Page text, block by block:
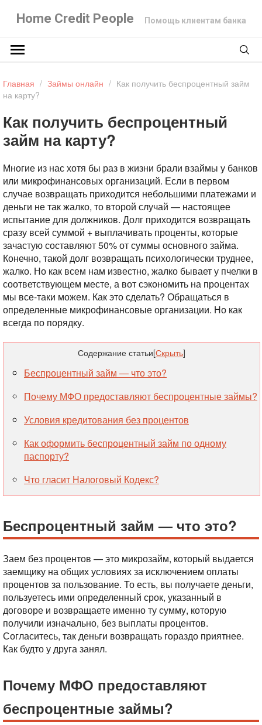
Home Credit People Помощь клиентам банка
Главная / Займы онлайн / Как получить беспроцентный займ
на карту?
Как получить беспроцентный
займ на карту?
Многие из нас хотя бы раз в жизни брали взаймы у банков
или микрофинансовых организаций. Если в первом
случае возвращать приходится небольшими платежами и
деньги не так жалко, то второй случай — настоящее
испытание для должников. Долг приходится возвращать
сразу всей суммой + выплачивать проценты, которые
зачастую составляют 50% от суммы основного займа.
Конечно, такой долг возвращать психологически труднее,
жалко. Но как всем нам известно, жалко бывает у пчелки в
соответствующем месте, а вот сэкономить на процентах
мы все-таки можем. Как это сделать? Обращаться в
определенные микрофинансовые организации. Но как
всегда по порядку.
Содержание статьи[Скрыть]
Беспроцентный займ — что это?
Почему МФО предоставляют беспроцентные займы?
Условия кредитования без процентов
Как оформить беспроцентный займ по одному
паспорту?
Что гласит Налоговый Кодекс?
Беспроцентный займ — что это?
Заем без процентов — это микрозайм, который выдается
заемщику на общих условиях за исключением оплаты
процентов за пользование. То есть, вы получаете деньги,
пользуетесь ими определенный срок, указанный в
договоре и возвращаете именно ту сумму, которую
получили изначально, без выплаты процентов.
Согласитесь, так деньги возвращать гораздо приятнее.
Как будто у друга занял.
Почему МФО предоставляют
беспроцентные займы?